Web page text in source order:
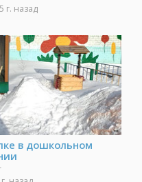
5 г. назад
в дошкольном